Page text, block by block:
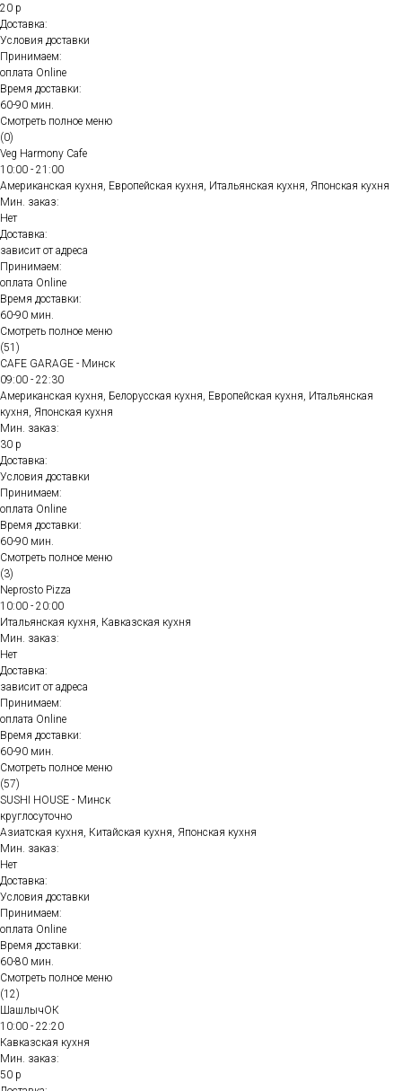
20 р
Доставка:
Условия доставки
Принимаем:
оплата Online
Время доставки:
60-90 мин.
Смотреть полное меню
(0)
Veg Harmony Cafe
10:00 - 21:00
Американская кухня, Европейская кухня, Итальянская кухня, Японская кухня
Мин. заказ:
Нет
Доставка:
зависит от адреса
Принимаем:
оплата Online
Время доставки:
60-90 мин.
Смотреть полное меню
(51)
CAFE GARAGE - Минск
09:00 - 22:30
Американская кухня, Белорусская кухня, Европейская кухня, Итальянская
кухня, Японская кухня
Мин. заказ:
30 р
Доставка:
Условия доставки
Принимаем:
оплата Online
Время доставки:
60-90 мин.
Смотреть полное меню
(3)
Neprosto Pizza
10:00 - 20:00
Итальянская кухня, Кавказская кухня
Мин. заказ:
Нет
Доставка:
зависит от адреса
Принимаем:
оплата Online
Время доставки:
60-90 мин.
Смотреть полное меню
(57)
SUSHI HOUSE - Минск
круглосуточно
Азиатская кухня, Китайская кухня, Японская кухня
Мин. заказ:
Нет
Доставка:
Условия доставки
Принимаем:
оплата Online
Время доставки:
60-80 мин.
Смотреть полное меню
(12)
ШашлычОК
10:00 - 22:20
Кавказская кухня
Мин. заказ:
50 р